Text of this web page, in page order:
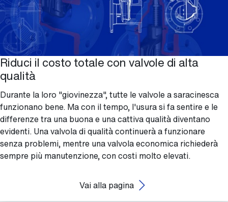
Riduci il costo totale con valvole di alta
qualità
Durante la loro "giovinezza", tutte le valvole a saracinesca
funzionano bene. Ma con il tempo, l'usura si fa sentire e le
differenze tra una buona e una cattiva qualità diventano
evidenti. Una valvola di qualità continuerà a funzionare
senza problemi, mentre una valvola economica richiederà
sempre più manutenzione, con costi molto elevati.
Vai alla pagina